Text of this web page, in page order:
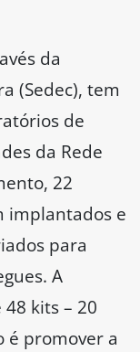
da
(Sedec), tem
de
da Rede
22
implantados e
para
A
kits – 20
é promover a